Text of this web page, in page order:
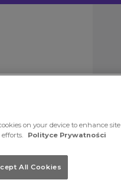
on your device to enhance site
Polityce Prywatności
All Cookies